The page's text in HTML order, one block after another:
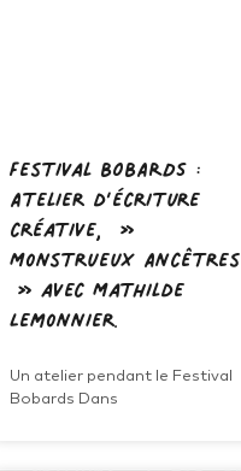
Festival BOBARDS :
Atelier d’écriture
créative, »
Monstrueux Ancêtres
» avec Mathilde
Lemonnier.
Un atelier pendant le Festival
Bobards Dans